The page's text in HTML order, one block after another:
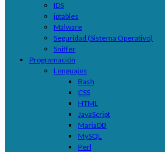
IDS
iptables
Malware
Seguridad (Sistema Operativo)
Sniffer
Programación
Lenguajes
Bash
CSS
HTML
JavaScript
MariaDB
MySQL
Perl